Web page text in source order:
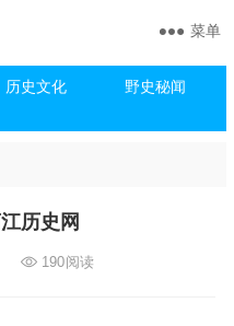
历史文化
野史秘闻
菜单
历史网
190阅读